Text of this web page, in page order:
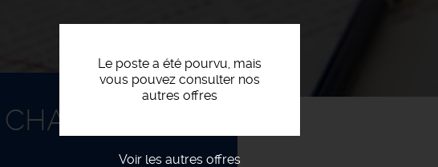
Le poste a été pourvu, mais
vous pouvez consulter nos
autres offres
Voir les autres offres
H/F